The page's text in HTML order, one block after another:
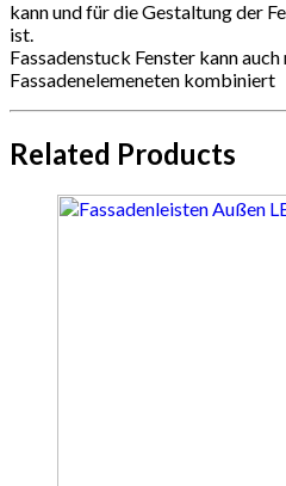
kann und für die Gestaltung der
ist.
Fassadenstuck Fenster kann
Fassadenelemeneten kombiniert
Related Products